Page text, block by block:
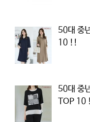
50대 중
10 !!
50대 중
TOP 10